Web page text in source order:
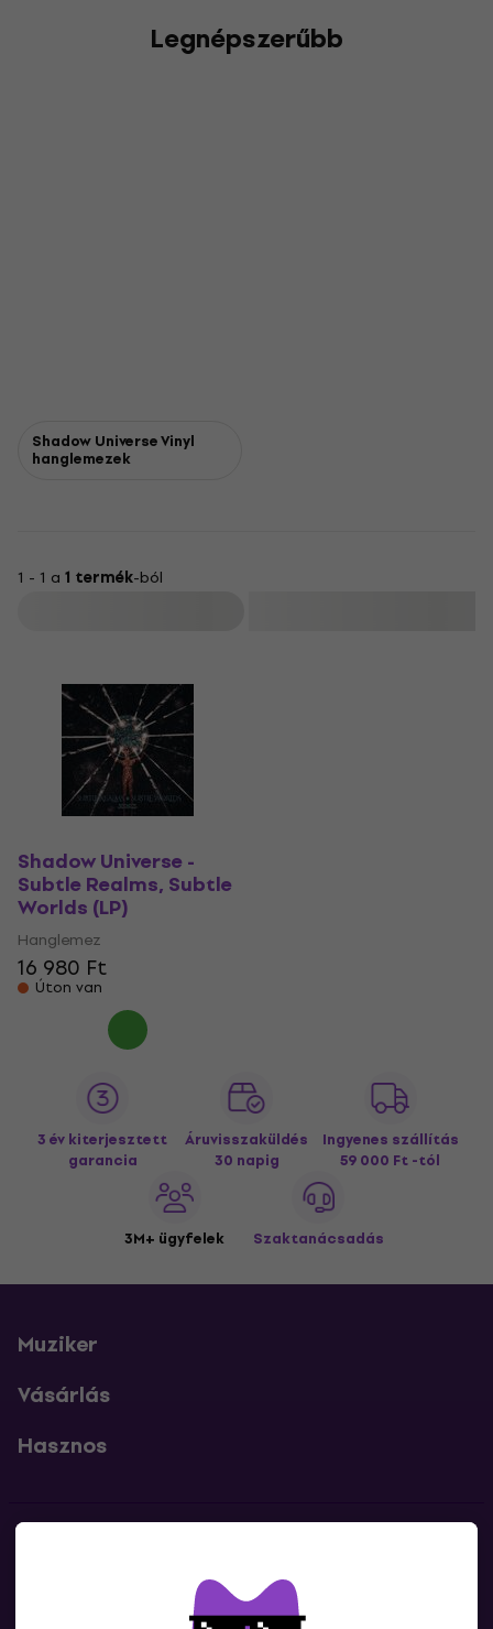
Legnépszerűbb
Shadow Universe Vinyl
hanglemezek
1 - 1 a 1 termék-ból
Shadow Universe -
Subtle Realms, Subtle
Worlds (LP)
Hanglemez
16 980 Ft
Úton van
3 év kiterjesztett
garancia
Áruvisszaküldés
30 napig
Ingyenes szállítás
59 000 Ft -tól
3M+ ügyfelek Szaktanácsadás
Muziker
Vásárlás
Hasznos
Lépj kapcsolatba velünk